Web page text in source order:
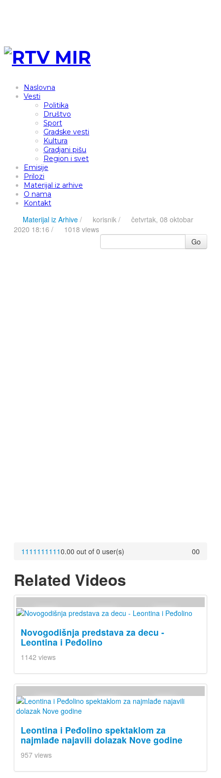
Naslovna
Vesti
Politika
Društvo
Sport
Gradske vesti
Kultura
Gradjani pišu
Region i svet
Emisije
Prilozi
Materijal iz arhive
O nama
Kontakt
Materijal iz Arhive / korisnik /
četvrtak, 08 oktobar
2020 18:16 /
1018 views
Go
1 1 1 1 1 1 1 1 1 10.00 out of 0 user(s) 00
Related Videos
Novogodišnja predstava za decu -
Leontina i Peđolino
1142 views
Leontina i Peđolino spektaklom za
najmlađe najavili dolazak Nove godine
957 views